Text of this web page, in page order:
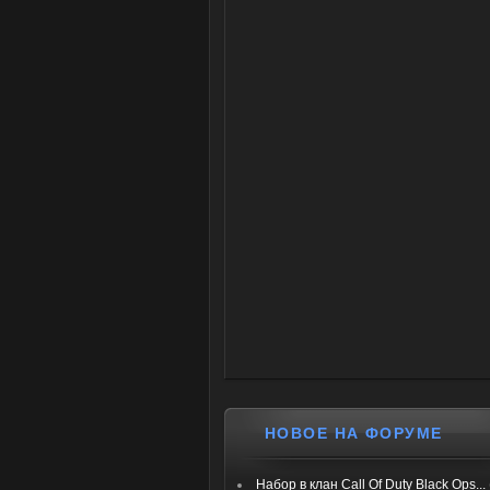
НОВОЕ НА ФОРУМЕ
Набор в клан Call Of Duty Black Ops...